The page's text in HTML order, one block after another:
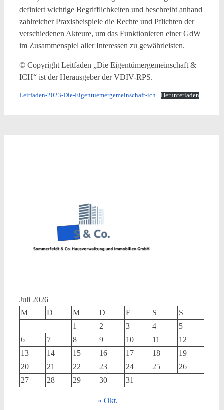
definiert wichtige Begrifflichkeiten und beschreibt anhand
zahlreicher Praxisbeispiele die Rechte und Pflichten der
verschiedenen Akteure, um das Funktionieren einer GdW
im Zusammenspiel aller Interessen zu gewährleisten.
© Copyright Leitfaden „Die Eigentümergemeinschaft &
ICH“ ist der Herausgeber der VDIV-RPS.
Leitfaden-2023-Die-Eigentuemergemeinschaft-ich Herunterladen
Juli 2026
M
D M D F S
S
1
2 3 4
5
6
7 8 9 10 11
12
13
14 15 16 17 18
19
20
21 22 23 24 25
26
27
28 29 30 31
« Okt.